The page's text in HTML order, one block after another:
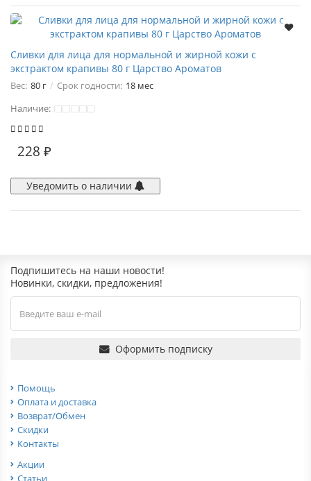
Сливки для лица для нормальной и жирной кожи с
экстрактом крапивы 80 г Царство Ароматов
Вес: 80 г Срок годности: 18 мес
Наличие:
228 ₽
Уведомить о наличии
Подпишитесь на наши новости!
Новинки, скидки, предложения!
Оформить подписку
Помощь
Оплата и доставка
Возврат/Обмен
Скидки
Контакты
Акции
Статьи